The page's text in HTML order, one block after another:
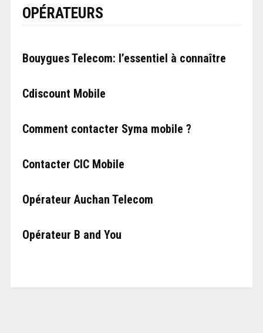
OPÉRATEURS
Bouygues Telecom: l’essentiel à connaître
Cdiscount Mobile
Comment contacter Syma mobile ?
Contacter CIC Mobile
Opérateur Auchan Telecom
Opérateur B and You